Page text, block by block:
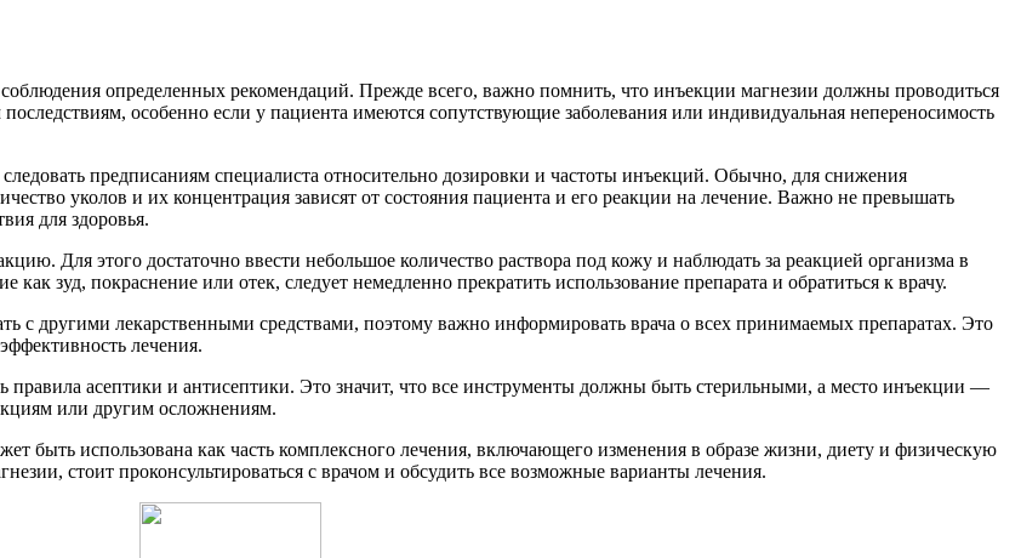
соблюдения определенных рекомендаций. Прежде всего, важно помнить, что инъекции магнезии должны проводиться
особенно если у пациента имеются сопутствующие заболевания или индивидуальная непереносимость
предписаниям специалиста относительно дозировки и частоты инъекций. Обычно, для снижения
уколов и их концентрация зависят от состояния пациента и его реакции на лечение. Важно не превышать
для здоровья.
Для этого достаточно ввести небольшое количество раствора под кожу и наблюдать за реакцией организма в
зуд, покраснение или отек, следует немедленно прекратить использование препарата и обратиться к врачу.
с другими лекарственными средствами, поэтому важно информировать врача о всех принимаемых препаратах. Это
лечения.
асептики и антисептики. Это значит, что все инструменты должны быть стерильными, а место инъекции —
или другим осложнениям.
быть использована как часть комплексного лечения, включающего изменения в образе жизни, диету и физическую
стоит проконсультироваться с врачом и обсудить все возможные варианты лечения.